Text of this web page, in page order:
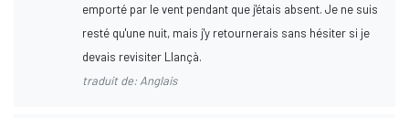
emporté par le vent pendant que j'étais absent. Je ne suis
resté qu'une nuit, mais j'y retournerais sans hésiter si je
devais revisiter Llançà.
traduit de: Anglais